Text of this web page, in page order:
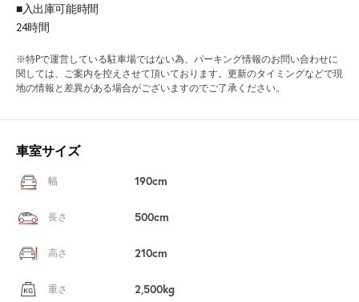
■入出庫可能時間
24時間
※特Pで運営している駐車場ではない為、パーキング情報のお問い合わせに
関しては、ご案内を控えさせて頂いております。更新のタイミングなどで現
地の情報と差異がある場合がございますのでご了承ください。
車室サイズ
幅 190cm
長さ 500cm
高さ 210cm
重さ 2,500kg